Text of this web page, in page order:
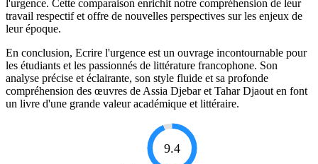
l'urgence. Cette comparaison enrichit notre compréhension de leur
travail respectif et offre de nouvelles perspectives sur les enjeux de
leur époque.
En conclusion, Ecrire l'urgence est un ouvrage incontournable pour
les étudiants et les passionnés de littérature francophone. Son
analyse précise et éclairante, son style fluide et sa profonde
compréhension des œuvres de Assia Djebar et Tahar Djaout en font
un livre d'une grande valeur académique et littéraire.
9.4